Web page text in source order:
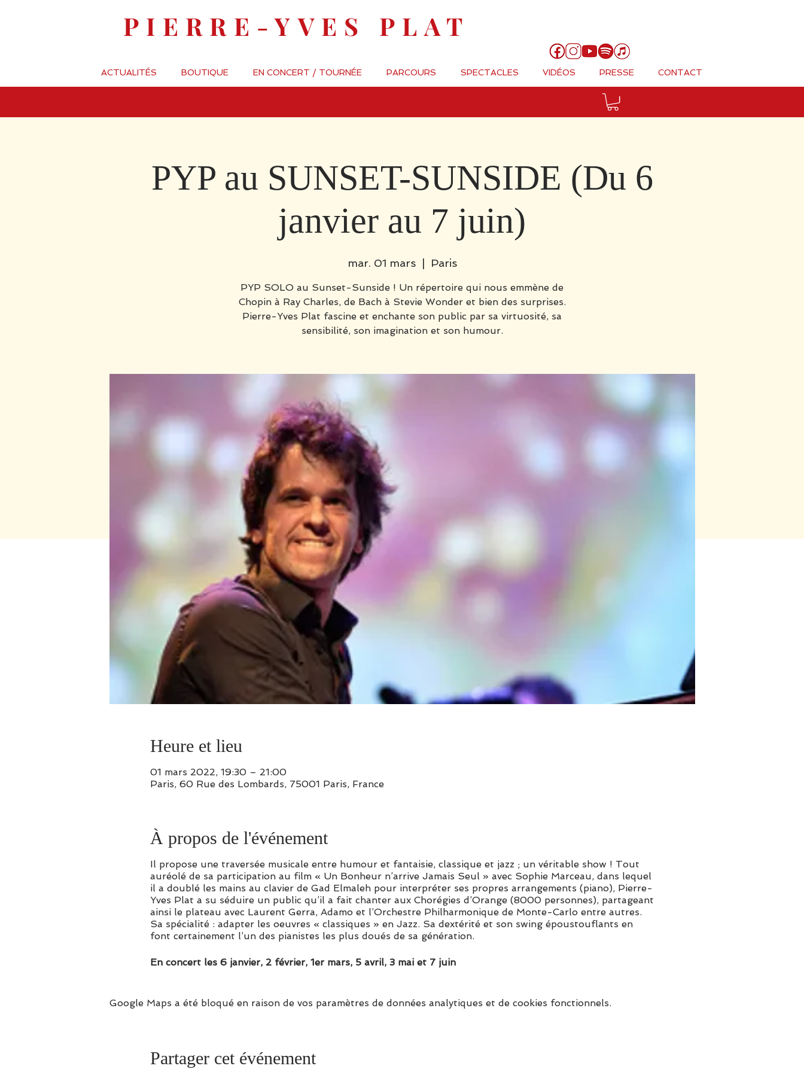
PIERRE-YVES PLAT
ACTUALITÉS BOUTIQUE EN CONCERT / TOURNÉE PARCOURS SPECTACLES VIDÉOS PRESSE CONTACT
PYP au SUNSET-SUNSIDE (Du 6
janvier au 7 juin)
mar. 01 mars
  |
Paris
PYP SOLO au Sunset-Sunside ! Un répertoire qui nous emmène de
Chopin à Ray Charles, de Bach à Stevie Wonder et bien des surprises.
Pierre-Yves Plat fascine et enchante son public par sa virtuosité, sa
sensibilité, son imagination et son humour.
Heure et lieu
01 mars 2022, 19:30 – 21:00
Paris, 60 Rue des Lombards, 75001 Paris, France
À propos de l'événement
Il propose une traversée musicale entre humour et fantaisie, classique et jazz ; un véritable show ! Tout
auréolé de sa participation au film « Un Bonheur n’arrive Jamais Seul » avec Sophie Marceau, dans lequel
il a doublé les mains au clavier de Gad Elmaleh pour interpréter ses propres arrangements (piano), Pierre-
Yves Plat a su séduire un public qu’il a fait chanter aux Chorégies d’Orange (8000 personnes), partageant
ainsi le plateau avec Laurent Gerra, Adamo et l’Orchestre Philharmonique de Monte-Carlo entre autres.
Sa spécialité : adapter les oeuvres « classiques » en Jazz. Sa dextérité et son swing époustouflants en
font certainement l’un des pianistes les plus doués de sa génération.
En concert les 6 janvier, 2 février, 1er mars, 5 avril, 3 mai et 7 juin
Google Maps a été bloqué en raison de vos paramètres de données analytiques et de cookies fonctionnels.
Partager cet événement